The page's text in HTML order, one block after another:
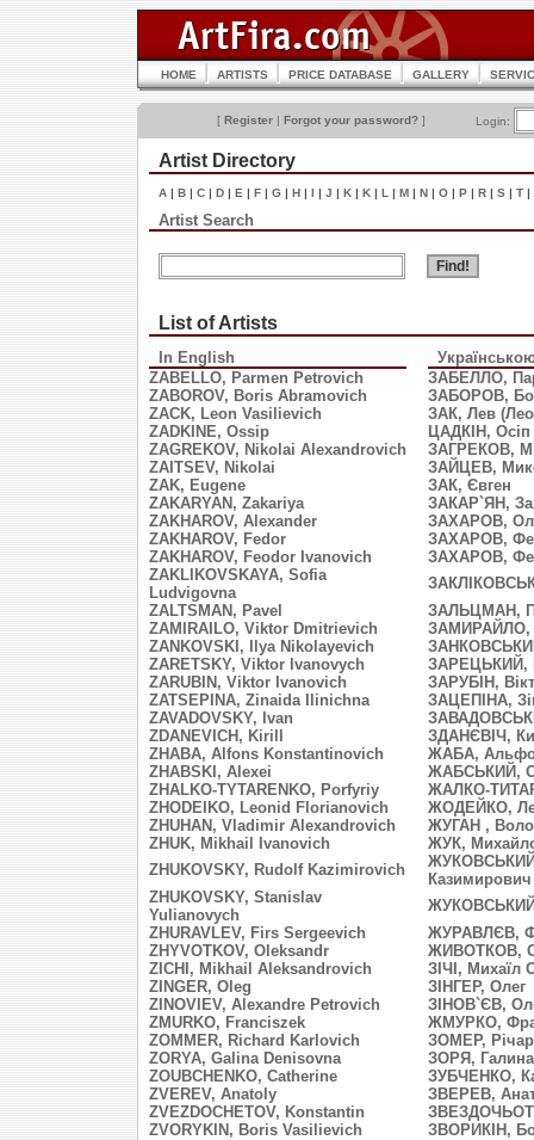
HOME ARTISTS PRICE DATABASE GALLERY
[ Register | Forgot your password? ] Login:
Artist Directory
A | B | C | D | E | F | G | H | I | J | K | K | L | M | N | O | P | R | S | T |
Artist Search
List of Artists
In English
ZABELLO, Parmen Petrovich
ЗАБЕЛЛО,
ZABOROV, Boris Abramovich
ЗАБОРОВ,
ZACK, Leon Vasilievich
ЗАК, Лев
ZADKINE, Ossip
ЦАДКІН, Осіп
ZAGREKOV, Nikolai Alexandrovich
ЗАГРЕКОВ,
ZAITSEV, Nikolai
ЗАЙЦЕВ,
ZAK, Eugene
ЗАК, Євген
ZAKARYAN, Zakariya
ЗАКАР`ЯН,
ZAKHAROV, Alexander
ЗАХАРОВ,
ZAKHAROV, Fedor
ЗАХАРОВ,
ZAKHAROV, Feodor Ivanovich
ЗАХАРОВ,
ZAKLIKOVSKAYA, Sofia
Ludvigovna
ZALTSMAN, Pavel
ЗАЛЬЦМАН,
ZAMIRAILO, Viktor Dmitrievich
ЗАМИРАЙЛО,
ZANKOVSKI, Ilya Nikolayevich
ZARETSKY, Viktor Ivanovych
ЗАРЕЦЬКИЙ,
ZARUBIN, Viktor Ivanovich
ЗАРУБІН,
ZATSEPINA, Zinaida Ilinichna
ЗАЦЕПІНА,
ZAVADOVSKY, Ivan
ZDANEVICH, Kirill
ЗДАНЄВІЧ,
ZHABA, Alfons Konstantinovich
ЖАБА,
ZHABSKI, Alexei
ЖАБСЬКИЙ,
ZHALKO-TYTARENKO, Porfyriy
ЖАЛКО-
ZHODEIKO, Leonid Florianovich
ЖОДЕЙКО,
ZHUHAN, Vladimir Alexandrovich
ЖУГАН ,
ZHUK, Mikhail Ivanovich
ЖУК,
ZHUKOVSKY, Rudolf Kazimirovich
Казимирович
ZHUKOVSKY, Stanislav
Yulianovych
ZHURAVLEV, Firs Sergeevich
ЖУРАВЛЄВ,
ZHYVOTKOV, Oleksandr
ЖИВОТКОВ,
ZICHI, Mikhail Aleksandrovich
ЗІЧІ, Михаїл
ZINGER, Oleg
ЗІНГЕР, Олег
ZINOVIEV, Alexandre Petrovich
ЗІНОВ`ЄВ,
ZMURKO, Franciszek
ЖМУРКО,
ZOMMER, Richard Karlovich
ЗОМЕР,
ZORYA, Galina Denisovna
ЗОРЯ, Галина
ZOUBCHENKO, Catherine
ЗУБЧЕНКО,
ZVEREV, Anatoly
ЗВЕРЕВ,
ZVEZDOCHETOV, Konstantin
ZVORYKIN, Boris Vasilievich
ЗВОРИКІН,